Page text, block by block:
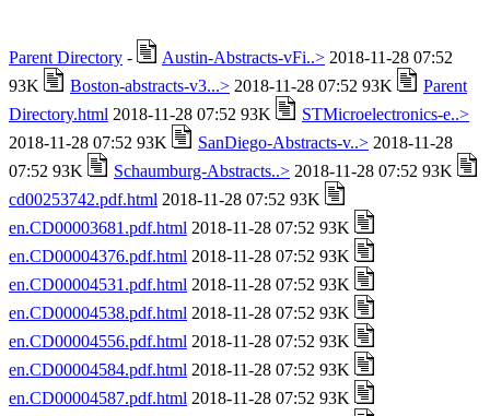
Parent Directory - Austin-Abstracts-vFi..> 2018-11-28 07:52
93K
Boston-abstracts-v3...> 2018-11-28 07:52 93K
Parent
Directory.html 2018-11-28 07:52 93K
STMicroelectronics-e..>
2018-11-28 07:52 93K
SanDiego-Abstracts-v..> 2018-11-28
07:52 93K
Schaumburg-Abstracts..> 2018-11-28 07:52 93K
cd00253742.pdf.html 2018-11-28 07:52 93K
en.CD00003681.pdf.html 2018-11-28 07:52 93K
en.CD00004376.pdf.html 2018-11-28 07:52 93K
en.CD00004531.pdf.html 2018-11-28 07:52 93K
en.CD00004538.pdf.html 2018-11-28 07:52 93K
en.CD00004556.pdf.html 2018-11-28 07:52 93K
en.CD00004584.pdf.html 2018-11-28 07:52 93K
en.CD00004587.pdf.html 2018-11-28 07:52 93K